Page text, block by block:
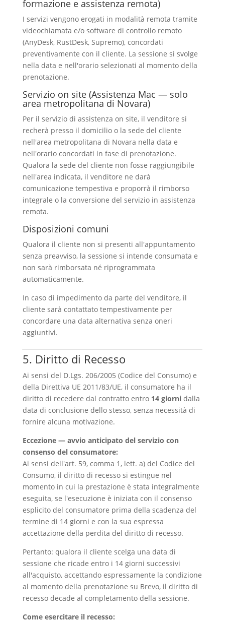
formazione e assistenza remota)
I servizi vengono erogati in modalità remota tramite
videochiamata e/o software di controllo remoto
(AnyDesk, RustDesk, Supremo), concordati
preventivamente con il cliente. La sessione si svolge
nella data e nell'orario selezionati al momento della
prenotazione.
Servizio on site (Assistenza Mac — solo
area metropolitana di Novara)
Per il servizio di assistenza on site, il venditore si
recherà presso il domicilio o la sede del cliente
nell'area metropolitana di Novara nella data e
nell'orario concordati in fase di prenotazione.
Qualora la sede del cliente non fosse raggiungibile
nell'area indicata, il venditore ne darà
comunicazione tempestiva e proporrà il rimborso
integrale o la conversione del servizio in assistenza
remota.
Disposizioni comuni
Qualora il cliente non si presenti all'appuntamento
senza preavviso, la sessione si intende consumata e
non sarà rimborsata né riprogrammata
automaticamente.
In caso di impedimento da parte del venditore, il
cliente sarà contattato tempestivamente per
concordare una data alternativa senza oneri
aggiuntivi.
5. Diritto di Recesso
Ai sensi del D.Lgs. 206/2005 (Codice del Consumo) e
della Direttiva UE 2011/83/UE, il consumatore ha il
diritto di recedere dal contratto entro 14 giornidalla
data di conclusione dello stesso, senza necessità di
fornire alcuna motivazione.
Eccezione — avvio anticipato del servizio con
consenso del consumatore:
Ai sensi dell'art. 59, comma 1, lett. a) del Codice del
Consumo, il diritto di recesso si estingue nel
momento in cui la prestazione è stata integralmente
eseguita, se l'esecuzione è iniziata con il consenso
esplicito del consumatore prima della scadenza del
termine di 14 giorni e con la sua espressa
accettazione della perdita del diritto di recesso.
Pertanto: qualora il cliente scelga una data di
sessione che ricade entro i 14 giorni successivi
all'acquisto, accettando espressamente la condizione
al momento della prenotazione su Brevo, il diritto di
recesso decade al completamento della sessione.
Come esercitare il recesso: